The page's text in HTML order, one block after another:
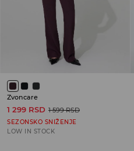
Zvoncare
1 299 RSD 1 599 RSD
SEZONSKO SNIŽENJE
LOW IN STOCK